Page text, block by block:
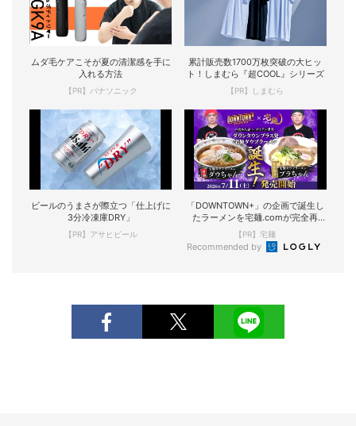
ムダ毛ケアこそが夏の清潔感を手に
入れる方法
【PR】パナソニック
累計販売数1700万枚突破の大ヒッ
ト！しまむら『超COOL』シリーズ
【PR】しまむら
ビールのうまさが際立つ「仕上げに
3分冷凍庫DRY」
【PR】アサヒビール
「DOWNTOWN+」の企画で誕生し
たラーメンを宅麺.comが完全再
現！
【PR】宅麺
Recommended by